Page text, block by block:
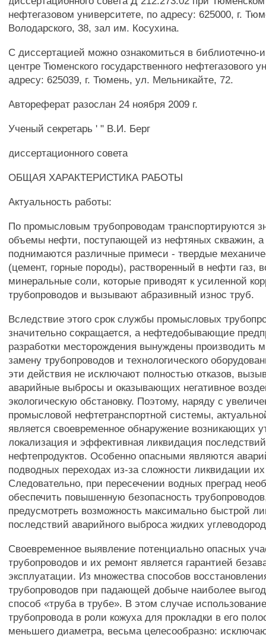
нефтегазовом университете, по адресу: 625000, г.
Володарского, 38, зал им. Косухина.
С диссертацией можно ознакомиться в
центре Тюменского государственного нефтегазового
адресу: 625039, г. Тюмень, ул. Мельникайте, 72.
Автореферат разослан 24 ноября 2009 г.
Ученый секретарь ' " В.И. Берг
диссертационного совета
ОБЩАЯ ХАРАКТЕРИСТИКА РАБОТЫ
Актуальность работы:
По промысловым трубопроводам транспортируются
объемы нефти, поступающей из нефтяных скважин,
поднимаются различные примеси - твердые
(цемент, горные породы), растворенный в нефти газ,
минеральные соли, которые приводят к усиленной
трубопроводов и вызывают абразивный износ труб.
Вследствие этого срок службы промысловых
значительно сокращается, а нефтедобывающие
разработки месторождения вынуждены производить
замену трубопроводов и технологического
эти действия не исключают полностью отказов,
аварийные выбросы и оказывающих негативное
экологическую обстановку. Поэтому, наряду с
промысловой нефтетранспортной системы,
является своевременное обнаружение возникающих
локализация и эффективная ликвидация
нефтепродуктов. Особенно опасными являются
подводных переходах из-за сложности ликвидации
Следовательно, при пересечении водных преград
обеспечить повышенную безопасность
предусмотреть возможность максимально быстрой
последствий аварийного выброса жидких
Своевременное выявление потенциально опасных
трубопроводов и их ремонт является гарантией
эксплуатации. Из множества способов
трубопроводов при падающей добыче наиболее
способ «труба в трубе». В этом случае
трубопровода в роли кожуха для прокладки в его
меньшего диаметра, весьма целесообразно: